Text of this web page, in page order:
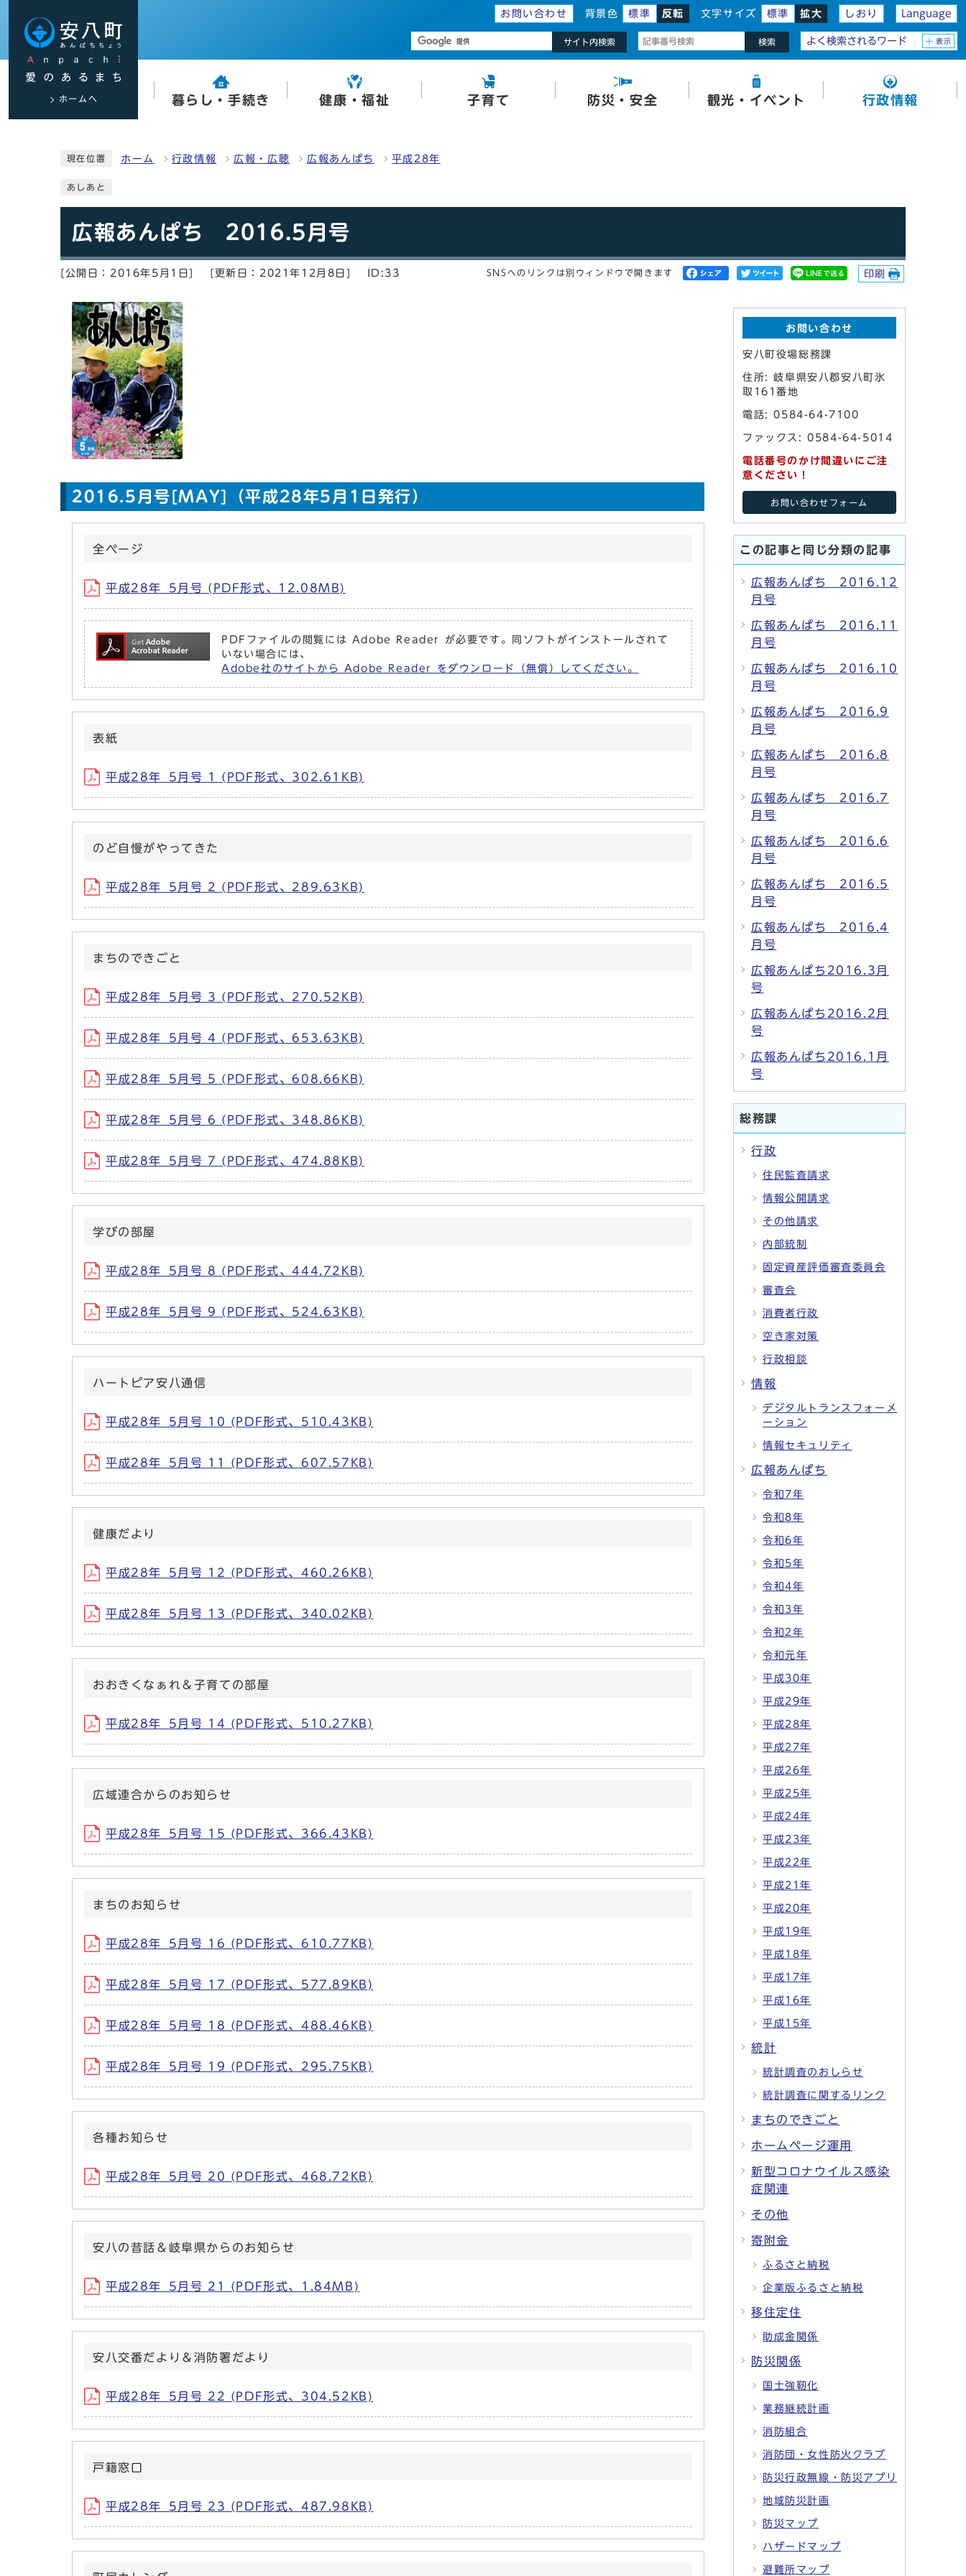
お問い合わせ 背景色 標準 反転 文字サイズ 標準 拡大 しおり Language
ホームへ
サイト内検索 検索 よく検索されるワード 表示
暮らし・手続き 健康・福祉 子育て 防災・安全 観光・イベント 行政情報
現在位置 ホーム 行政情報 広報・広聴 広報あんぱち 平成28年
あしあと
広報あんぱち 2016.5月号
[公開日：2016年5月1日] [更新日：2021年12月8日] ID:33 SNSへのリンクは別ウィンドウで開きます 印刷
2016.5月号[MAY]（平成28年5月1日発行）
全ページ
平成28年_5月号 (PDF形式、12.08MB)
PDFファイルの閲覧には Adobe Reader が必要です。同ソフトがインストールされて
いない場合には、
Adobe社のサイトから Adobe Reader をダウンロード（無償）してください。
表紙
平成28年_5月号 1 (PDF形式、302.61KB)
のど自慢がやってきた
平成28年_5月号 2 (PDF形式、289.63KB)
まちのできごと
平成28年_5月号 3 (PDF形式、270.52KB)
平成28年_5月号 4 (PDF形式、653.63KB)
平成28年_5月号 5 (PDF形式、608.66KB)
平成28年_5月号 6 (PDF形式、348.86KB)
平成28年_5月号 7 (PDF形式、474.88KB)
学びの部屋
平成28年_5月号 8 (PDF形式、444.72KB)
平成28年_5月号 9 (PDF形式、524.63KB)
ハートピア安八通信
平成28年_5月号 10 (PDF形式、510.43KB)
平成28年_5月号 11 (PDF形式、607.57KB)
健康だより
平成28年_5月号 12 (PDF形式、460.26KB)
平成28年_5月号 13 (PDF形式、340.02KB)
おおきくなぁれ＆子育ての部屋
平成28年_5月号 14 (PDF形式、510.27KB)
広域連合からのお知らせ
平成28年_5月号 15 (PDF形式、366.43KB)
まちのお知らせ
平成28年_5月号 16 (PDF形式、610.77KB)
平成28年_5月号 17 (PDF形式、577.89KB)
平成28年_5月号 18 (PDF形式、488.46KB)
平成28年_5月号 19 (PDF形式、295.75KB)
各種お知らせ
平成28年_5月号 20 (PDF形式、468.72KB)
安八の昔話＆岐阜県からのお知らせ
平成28年_5月号 21 (PDF形式、1.84MB)
安八交番だより＆消防署だより
平成28年_5月号 22 (PDF形式、304.52KB)
戸籍窓口
平成28年_5月号 23 (PDF形式、487.98KB)
お問い合わせ
安八町役場総務課
住所: 岐阜県安八郡安八町氷
取161番地
電話: 0584-64-7100
ファックス: 0584-64-5014
電話番号のかけ間違いにご注
意ください！
お問い合わせフォーム
この記事と同じ分類の記事
広報あんぱち 2016.12
月号
広報あんぱち 2016.11
月号
広報あんぱち 2016.10
月号
広報あんぱち 2016.9
月号
広報あんぱち 2016.8
月号
広報あんぱち 2016.7
月号
広報あんぱち 2016.6
月号
広報あんぱち 2016.5
月号
広報あんぱち 2016.4
月号
広報あんぱち2016.3月
号
広報あんぱち2016.2月
号
広報あんぱち2016.1月
号
総務課
行政
住民監査請求
情報公開請求
その他請求
内部統制
固定資産評価審査委員会
審査会
消費者行政
空き家対策
行政相談
情報
デジタルトランスフォーメ
ーション
情報セキュリティ
広報あんぱち
令和7年
令和8年
令和6年
令和5年
令和4年
令和3年
令和2年
令和元年
平成30年
平成29年
平成28年
平成27年
平成26年
平成25年
平成24年
平成23年
平成22年
平成21年
平成20年
平成19年
平成18年
平成17年
平成16年
平成15年
統計
統計調査のおしらせ
統計調査に関するリンク
まちのできごと
ホームページ運用
新型コロナウイルス感染
症関連
その他
寄附金
ふるさと納税
企業版ふるさと納税
移住定住
助成金関係
防災関係
国土強靭化
業務継続計画
消防組合
消防団・女性防火クラブ
防災行政無線・防災アプリ
地域防災計画
防災マップ
ハザードマップ
避難所マップ